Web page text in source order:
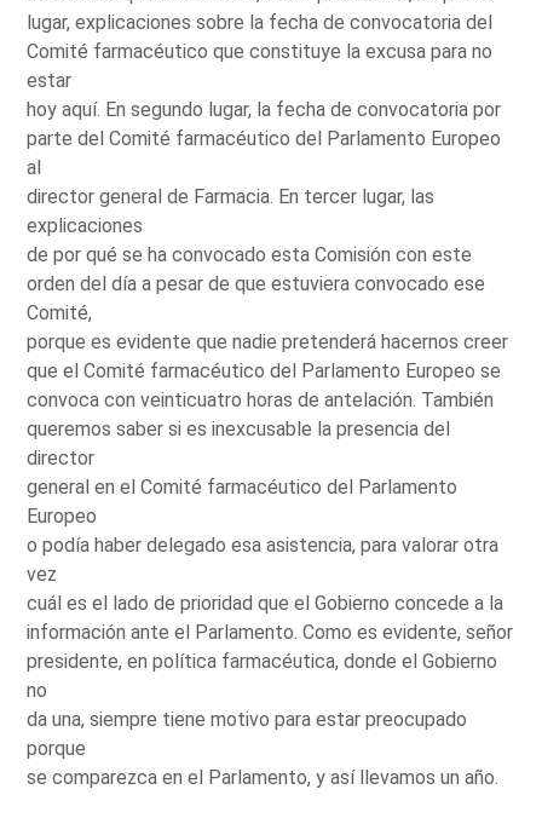
lugar, explicaciones sobre la fecha de convocatoria del
Comité farmacéutico que constituye la excusa para no
estar
hoy aquí. En segundo lugar, la fecha de convocatoria por
parte del Comité farmacéutico del Parlamento Europeo
al
director general de Farmacia. En tercer lugar, las
explicaciones
de por qué se ha convocado esta Comisión con este
orden del día a pesar de que estuviera convocado ese
Comité,
porque es evidente que nadie pretenderá hacernos creer
que el Comité farmacéutico del Parlamento Europeo se
convoca con veinticuatro horas de antelación. También
queremos saber si es inexcusable la presencia del
director
general en el Comité farmacéutico del Parlamento
Europeo
o podía haber delegado esa asistencia, para valorar otra
vez
cuál es el lado de prioridad que el Gobierno concede a la
información ante el Parlamento. Como es evidente, señor
presidente, en política farmacéutica, donde el Gobierno
no
da una, siempre tiene motivo para estar preocupado
porque
se comparezca en el Parlamento, y así llevamos un año.